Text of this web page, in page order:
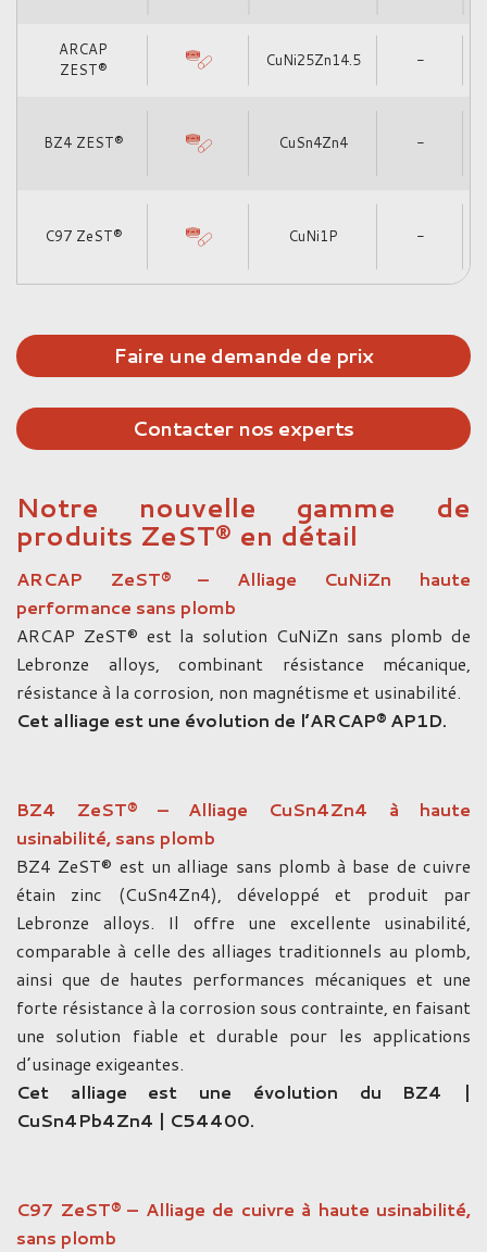
ARCAP
ZEST®
CuNi25Zn14.5 -
BZ4 ZEST® CuSn4Zn4 -
C97 ZeST® CuNi1P -
Faire une demande de prix
Contacter nos experts
Notre nouvelle gamme de
produits ZeST® en détail
ARCAP ZeST® – Alliage CuNiZn haute
performance sans plomb
ARCAP ZeST® est la solution CuNiZn sans plomb de
Lebronze alloys, combinant résistance mécanique,
résistance à la corrosion, non magnétisme et usinabilité.
Cet alliage est une évolution de l’ARCAP® AP1D.
BZ4 ZeST® – Alliage CuSn4Zn4 à haute
usinabilité, sans plomb
BZ4 ZeST® est un alliage sans plomb à base de cuivre
étain zinc (CuSn4Zn4), développé et produit par
Lebronze alloys. Il offre une excellente usinabilité,
comparable à celle des alliages traditionnels au plomb,
ainsi que de hautes performances mécaniques et une
forte résistance à la corrosion sous contrainte, en faisant
une solution fiable et durable pour les applications
d’usinage exigeantes.
Cet alliage est une évolution du BZ4 |
CuSn4Pb4Zn4 | C54400.
C97 ZeST® – Alliage de cuivre à haute usinabilité,
sans plomb